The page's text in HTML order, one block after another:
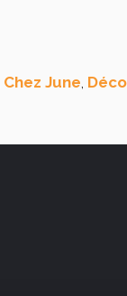
Chez June,